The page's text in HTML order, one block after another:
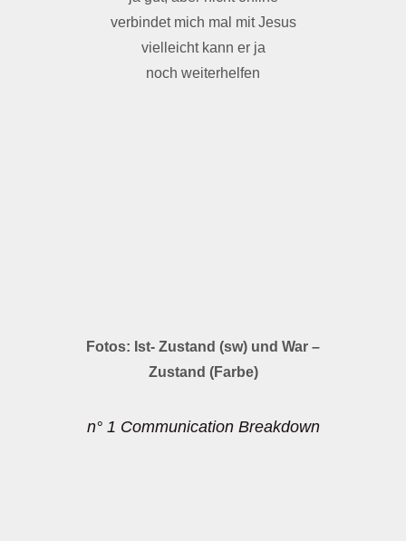
verbindet mich mal mit Jesus
vielleicht kann er ja
noch weiterhelfen
Fotos: Ist- Zustand (sw) und War –
Zustand (Farbe)
n° 1 Communication Breakdown